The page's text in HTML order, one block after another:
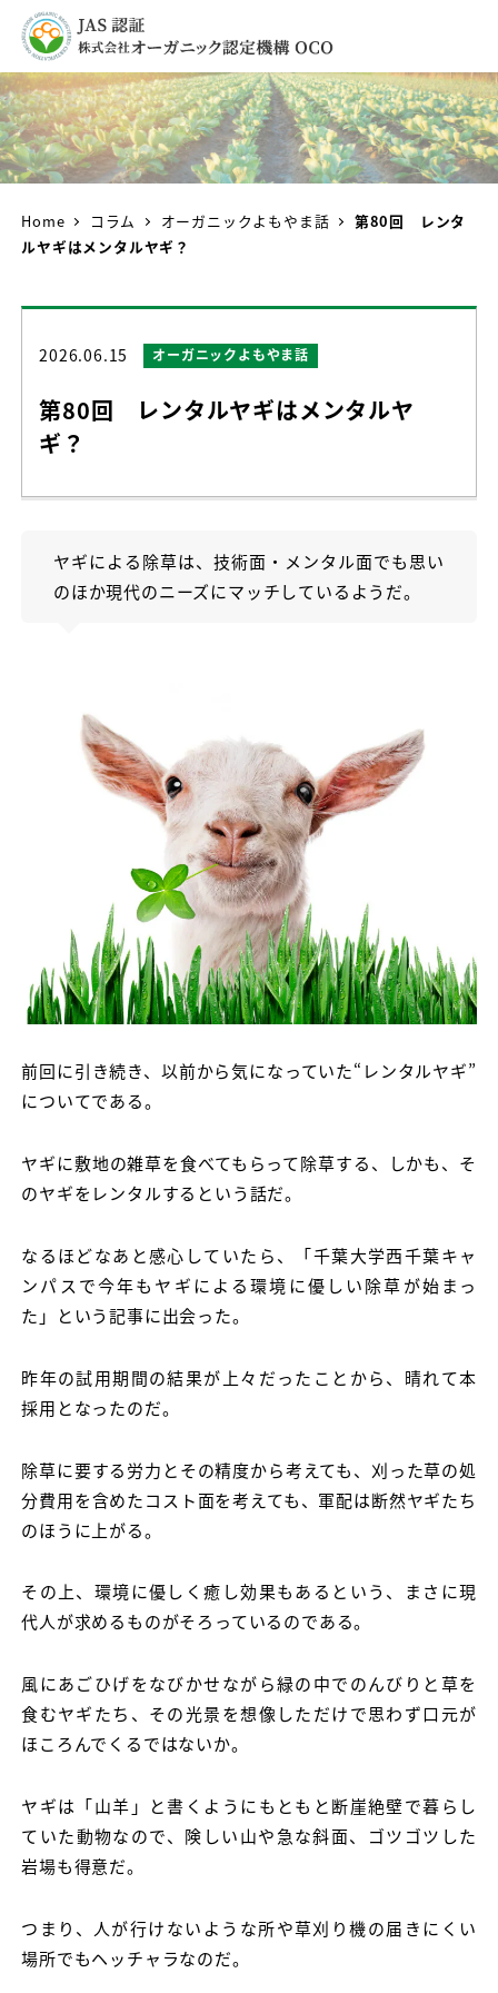
Home コラム オーガニックよもやま話
第80回 レンタ
ルヤギはメンタルヤギ？
第80回 レンタルヤギはメンタルヤ
ギ？
投稿日
2026.06.15 カテゴリー
オーガニックよもやま話
ヤギによる除草は、技術面・メンタル面でも思い
のほか現代のニーズにマッチしているようだ。
前回に引き続き、以前から気になっていた“レンタルヤギ”
についてである。
ヤギに敷地の雑草を食べてもらって除草する、しかも、そ
のヤギをレンタルするという話だ。
なるほどなあと感心していたら、「千葉大学西千葉キャ
ンパスで今年もヤギによる環境に優しい除草が始まっ
た」という記事に出会った。
昨年の試用期間の結果が上々だったことから、晴れて本
採用となったのだ。
除草に要する労力とその精度から考えても、刈った草の処
分費用を含めたコスト面を考えても、軍配は断然ヤギたち
のほうに上がる。
その上、環境に優しく癒し効果もあるという、まさに現
代人が求めるものがそろっているのである。
風にあごひげをなびかせながら緑の中でのんびりと草を
食むヤギたち、その光景を想像しただけで思わず口元が
ほころんでくるではないか。
ヤギは「山羊」と書くようにもともと断崖絶壁で暮らし
ていた動物なので、険しい山や急な斜面、ゴツゴツした
岩場も得意だ。
つまり、人が行けないような所や草刈り機の届きにくい
場所でもヘッチャラなのだ。